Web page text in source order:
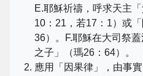
E.耶穌祈禱，呼求天主
10：21，若17：1）或
36）。F.耶穌在大司祭
之子」（瑪26：64）
應用「因果律」，由事